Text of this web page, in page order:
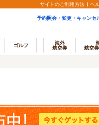
サイトのご利用方法 ヘ
予約照会・変更・キャンセ
ゴルフ
海外
航空券
航空